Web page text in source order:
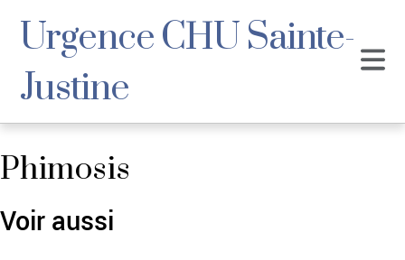
Urgence CHU Sainte-
Justine
Phimosis
Voir aussi